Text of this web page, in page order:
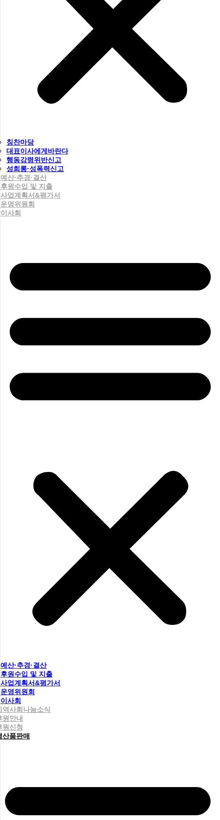
칭찬마당
대표이사에게바란다
행동강령위반신고
성희롱·성폭력신고
예산·추경·결산
후원수입 및 지출
사업계획서&평가서
운영위원회
이사회
예산·추경·결산
후원수입 및 지출
사업계획서&평가서
운영위원회
이사회
역사회나눔소식
원안내
원신청
산품판매